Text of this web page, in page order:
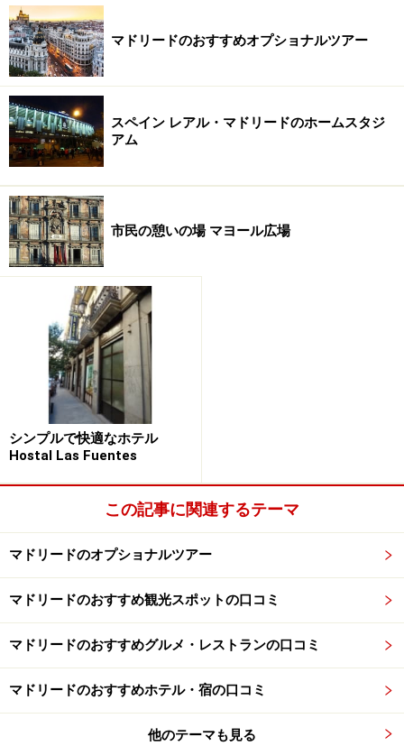
ソフィア王妃芸術センターに展示されている、ピカソの代表
作「ゲルニカ」
世界三大美術館のひとつとも言われるプラド美術館。約
8000点もの作品が展示された美術館内を自力で巡るのは
大変です。日本語ガイドツアーなら主要作品を効率よく
鑑賞できて、詳しい解説も聞けて何倍もお得。スペイン
現代アートを代表するピカソ、ダリ、ミロの数々の名作
が集められたソフィア王妃芸術センターも見逃せませ
ん。横約7.8mもあるピカソの代表作「ゲルニカ」は、ぜ
ひ実物を目にしてその迫力を体感してください。
プラド美術館入場とマドリード観光ツアー (大人58
ユーロ～)
ソフィア王妃芸術センター入場とマドリード観光ツ
アー (大人60 ユーロ～)
■世界遺産の街トレド 観光ツアー
古代ローマ時代から要塞都市として栄えた、古都トレドの街
並み
中世の面影残る世界遺産の街トレドは、マドリードから
サント・トメ教会はトレド観光のメインスポットです。
マドリードのおすすめオプショナルツアー
スペイン レアル・マドリードのホームスタジ
アム
市民の憩いの場 マヨール広場
シンプルで快適なホテル
Hostal Las Fuentes
この記事に関連するテーマ
マドリードのオプショナルツアー
マドリードのおすすめ観光スポットの口コミ
マドリードのおすすめグルメ・レストランの口コミ
マドリードのおすすめホテル・宿の口コミ
他のテーマも見る